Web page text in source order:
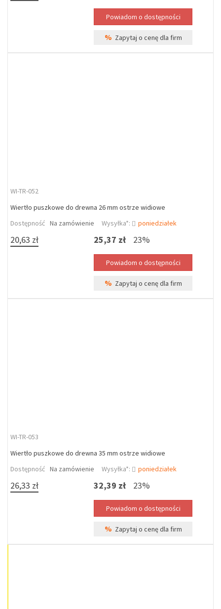
% Zapytaj o cenę dla firm
WI-TR-052
Wiertło puszkowe do drewna 26 mm ostrze widiowe
Dostępność Na zamówienie Wysyłka*: poniedziałek
20,63 zł 25,37 zł 23%
% Zapytaj o cenę dla firm
WI-TR-053
Wiertło puszkowe do drewna 35 mm ostrze widiowe
Dostępność Na zamówienie Wysyłka*: poniedziałek
26,33 zł 32,39 zł 23%
% Zapytaj o cenę dla firm